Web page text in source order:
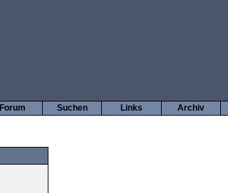
Archiv
Links
Suchen
Forum